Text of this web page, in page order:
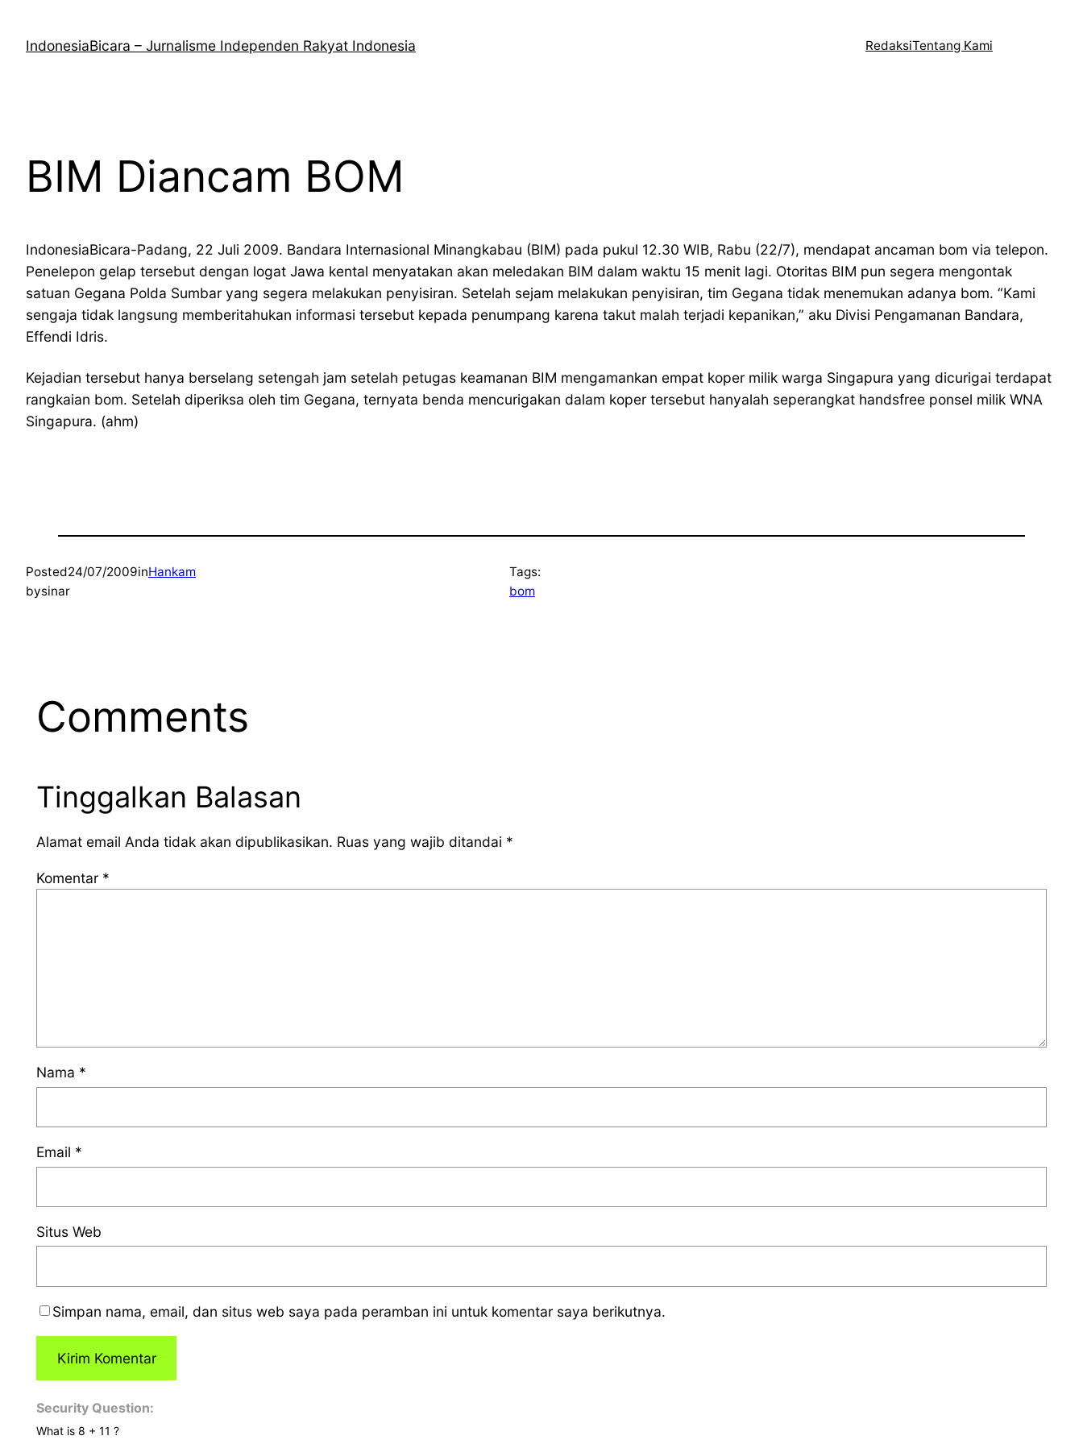
kontenIndonesiaBicara – Jurnalisme Independen Rakyat Indonesia RedaksiTentang Kami
BIM Diancam BOM
IndonesiaBicara-Padang, 22 Juli 2009. Bandara Internasional Minangkabau (BIM) pada pukul 12.30 WIB, Rabu (22/7), mendapat ancaman bom via telepon.
Penelepon gelap tersebut dengan logat Jawa kental menyatakan akan meledakan BIM dalam waktu 15 menit lagi. Otoritas BIM pun segera mengontak
satuan Gegana Polda Sumbar yang segera melakukan penyisiran. Setelah sejam melakukan penyisiran, tim Gegana tidak menemukan adanya bom. “Kami
sengaja tidak langsung memberitahukan informasi tersebut kepada penumpang karena takut malah terjadi kepanikan,” aku Divisi Pengamanan Bandara,
Effendi Idris.
Kejadian tersebut hanya berselang setengah jam setelah petugas keamanan BIM mengamankan empat koper milik warga Singapura yang dicurigai terdapat
rangkaian bom. Setelah diperiksa oleh tim Gegana, ternyata benda mencurigakan dalam koper tersebut hanyalah seperangkat handsfree ponsel milik WNA
Singapura. (ahm)
Posted24/07/2009inHankam
bysinar
Tags:
bom
Comments
Tinggalkan Balasan
Alamat email Anda tidak akan dipublikasikan. Ruas yang wajib ditandai *
Komentar *
Nama *
Email *
Situs Web
Simpan nama, email, dan situs web saya pada peramban ini untuk komentar saya berikutnya.
Security Question:
What is 8 + 11 ?